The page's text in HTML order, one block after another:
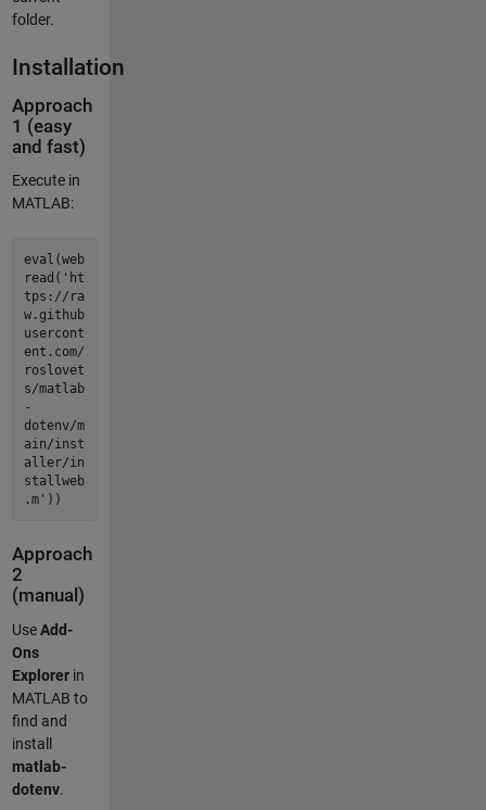
folder.
Installation
Approach
1 (easy
and fast)
Execute in
MATLAB:
eval(web
read('ht
tps://ra
w.github
usercont
ent.com/
roslovet
s/matlab
-
dotenv/m
ain/inst
aller/in
stallweb
.m'))
Approach
2
(manual)
UseAdd-
Ons
Explorerin
MATLAB to
find and
install
matlab-
dotenv.